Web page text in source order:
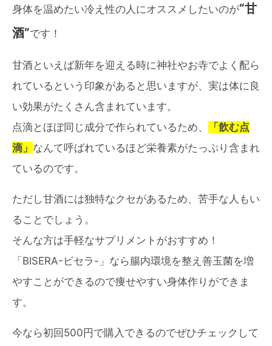
身体を温めたい冷え性の人にオススメしたいのが“甘
酒”です！
甘酒といえば新年を迎える時に神社やお寺でよく配ら
れているという印象があると思いますが、実は体に良
い効果がたくさん含まれています。
点滴とほぼ同じ成分で作られているため、
「飲む点
滴」 なんて呼ばれているほど栄養素がたっぷり含まれ
ているのです。
ただし甘酒には独特なクセがあるため、苦手な人もい
ることでしょう。
そんな方は手軽なサプリメントがおすすめ！
「BISERA-ビセラ-」なら腸内環境を整え善玉菌を増
やすことができるので痩せやすい身体作りができま
す。
今なら初回500円で購入できるのでぜひチェックして